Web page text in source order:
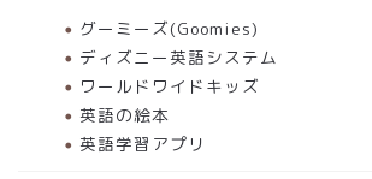
グーミーズ(Goomies)
ディズニー英語システム
ワールドワイドキッズ
英語の絵本
英語学習アプリ